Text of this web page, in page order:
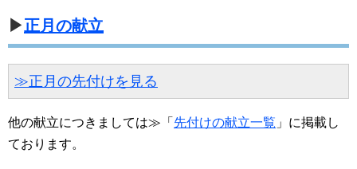
▶正月の献立
≫正月の先付けを見る
他の献立につきましては≫「 先付けの献立一覧 」に掲載し
ております。